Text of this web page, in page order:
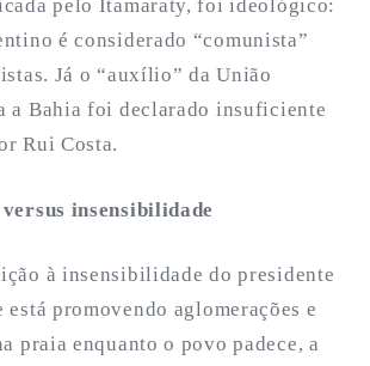
pelo Itamaraty, foi ideológico:
é considerado “comunista”
Já o “auxílio” da União
a Bahia foi declarado insuficiente
Rui Costa.
insensibilidade
à insensibilidade do presidente
está promovendo aglomerações e
praia enquanto o povo padece, a